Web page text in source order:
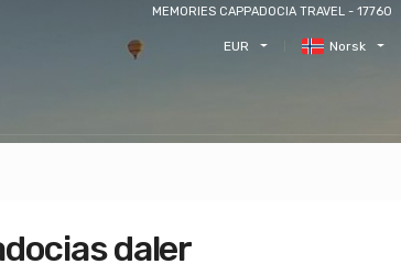
MEMORIES CAPPADOCIA TRAVEL - 17760
EUR Norsk
daler